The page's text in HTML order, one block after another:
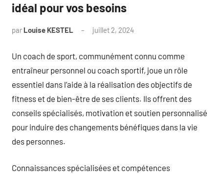
idéal pour vos besoins
par Louise KESTEL juillet 2, 2024
Un coach de sport, communément connu comme
entraîneur personnel ou coach sportif, joue un rôle
essentiel dans l’aide à la réalisation des objectifs de
fitness et de bien-être de ses clients. Ils offrent des
conseils spécialisés, motivation et soutien personnalisé
pour induire des changements bénéfiques dans la vie
des personnes.
Connaissances spécialisées et compétences